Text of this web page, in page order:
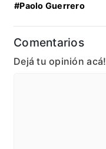
#Paolo Guerrero
Comentarios
Dejá tu opinión acá!